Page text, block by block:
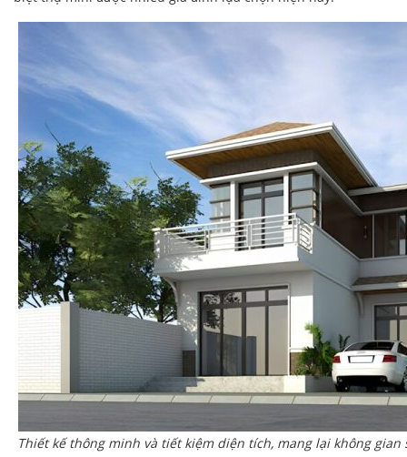
Thiết kế thông minh và tiết kiệm diện tích, mang lại không gian